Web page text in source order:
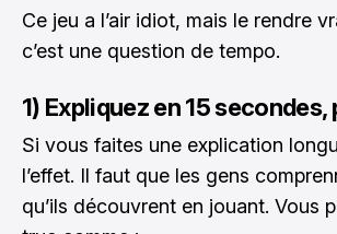
Ce jeu a l’air idiot, mais le rendre
c’est une question de tempo.
1) Expliquez en 15 secondes,
Si vous faites une explication
l’effet. Il faut que les gens
qu’ils découvrent en jouant. Vous